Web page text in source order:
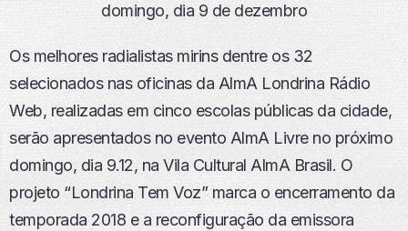
domingo, dia 9 de dezembro
Os melhores radialistas mirins dentre os 32
selecionados nas oficinas da AlmA Londrina Rádio
Web, realizadas em cinco escolas públicas da cidade,
serão apresentados no evento AlmA Livre no próximo
domingo, dia 9.12, na Vila Cultural AlmA Brasil. O
projeto “Londrina Tem Voz” marca o encerramento da
temporada 2018 e a reconfiguração da emissora